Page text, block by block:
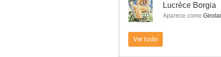
--
-- Lucrèce Borgia
Aparece como
Ver todo